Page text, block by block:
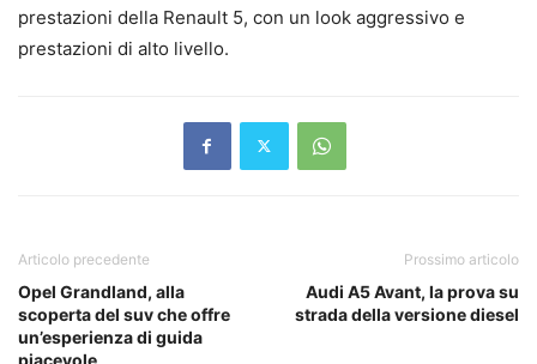
prestazioni della Renault 5, con un look aggressivo e
prestazioni di alto livello.
Articolo precedente
Opel Grandland, alla
scoperta del suv che offre
un’esperienza di guida
piacevole
Prossimo articolo
Audi A5 Avant, la prova su
strada della versione diesel